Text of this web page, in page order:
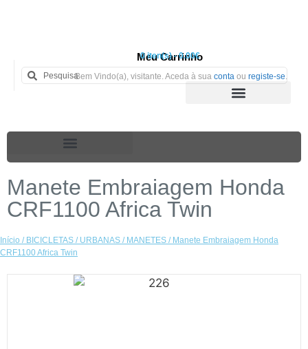
Meu Carrinho
0 iten(s) - 0.00€
Bem Vindo(a), visitante. Aceda à sua conta ou registe-se.
Manete Embraiagem Honda
CRF1100 Africa Twin
Início / BICICLETAS / URBANAS / MANETES / Manete Embraiagem Honda
CRF1100 Africa Twin